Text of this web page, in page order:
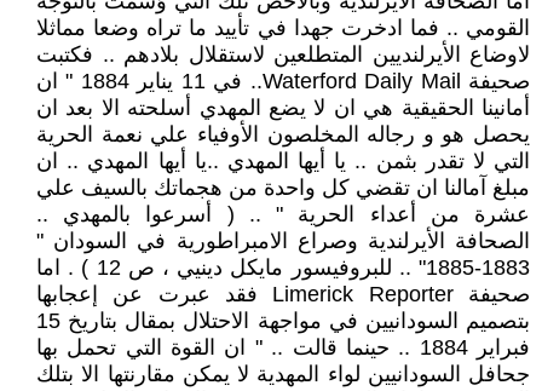
القومي .. فما ادخرت جهدا في تأييد ما تراه وضعا مماثلا
لاوضاع الأيرلنديين المتطلعين لاستقلال بلادهم .. فكتبت
صحيفة Waterford Daily Mail.. في 11 يناير 1884 " ان
أمانينا الحقيقية هي ان لا يضع المهدي أسلحته الا بعد ان
يحصل هو و رجاله المخلصون الأوفياء علي نعمة الحرية
التي لا تقدر بثمن .. يا أيها المهدي ..يا أيها المهدي .. ان
مبلغ آمالنا ان تقضي كل واحدة من هجماتك بالسيف علي
عشرة من أعداء الحرية " .. ( أسرعوا بالمهدي ..
الصحافة الأيرلندية وصراع الامبراطورية في السودان "
1883-1885" .. للبروفيسور مايكل دينيي ، ص 12 ) . اما
صحيفة Limerick Reporter فقد عبرت عن إعجابها
بتصميم السودانيين في مواجهة الاحتلال بمقال بتاريخ 15
فبراير 1884 .. حينما قالت .. " ان القوة التي تحمل بها
جحافل السودانيين لواء المهدية لا يمكن مقارنتها الا بتلك